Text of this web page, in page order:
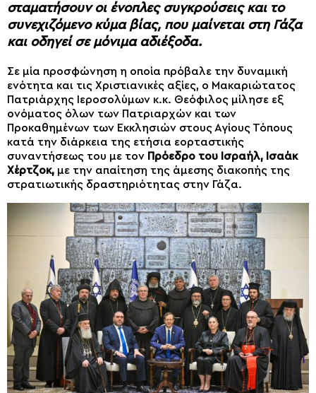
σταματήσουν οι ένοπλες συγκρούσεις και το
συνεχιζόμενο κύμα βίας, που μαίνεται στη Γάζα
και οδηγεί σε μόνιμα αδιέξοδα.
Σε μία προσφώνηση η οποία πρόβαλε την δυναμική
ενότητα και τις Χριστιανικές αξίες, ο Μακαριώτατος
Πατριάρχης Ιεροσολύμων κ.κ. Θεόφιλος μίλησε εξ
ονόματος όλων των Πατριαρχών και των
Προκαθημένων των Εκκλησιών στους Αγίους Τόπους
κατά την διάρκεια της ετήσια εορταστικής
συναντήσεως του με τον Πρόεδρο του Ισραήλ, Ισαάκ
Χέρτζοκ, με την απαίτηση της άμεσης διακοπής της
στρατιωτικής δραστηριότητας στην Γάζα.